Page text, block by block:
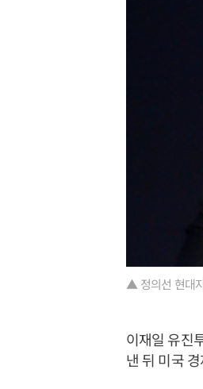
▲ 정의선 현대
이재일 유진
낸 뒤 미국